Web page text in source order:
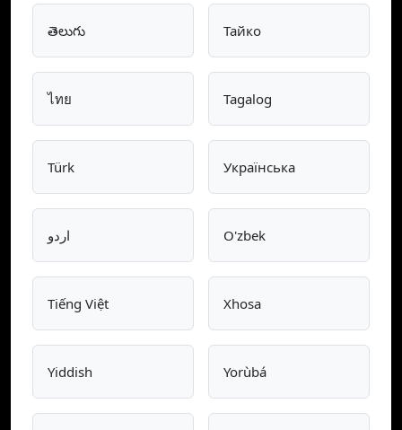
తెలుగు Тайко
ไทย Tagalog
Türk Українська
اردو O'zbek
Tiếng Việt Xhosa
Yiddish Yorùbá